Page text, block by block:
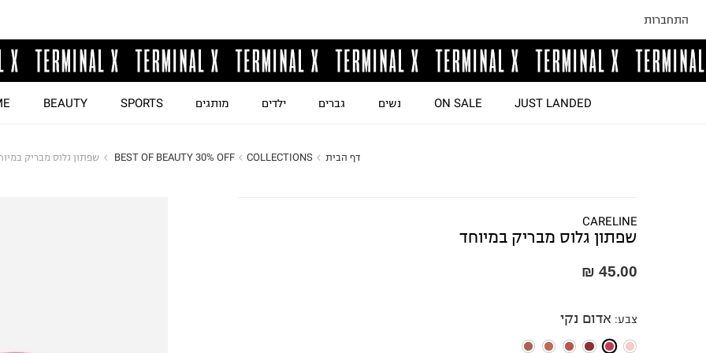
התחברות
JUST LANDED
ON SALE נשים גברים ילדים מותגים SPORTS
BEAUTY
דף הבית COLLECTIONS
BEST OF BEAUTY 30% OFF שפתון גלוס מבריק
CARELINE
שפתון גלוס מבריק במיוחד
45.00 ₪
צבע: אדום נקי